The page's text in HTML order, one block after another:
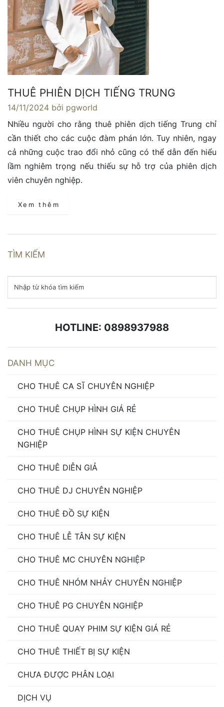
THUÊ PHIÊN DỊCH TIẾNG TRUNG
14/11/2024 bởi pgworld
Nhiều người cho rằng thuê phiên dịch tiếng Trung chỉ
cần thiết cho các cuộc đàm phán lớn. Tuy nhiên, ngay
cả những cuộc trao đổi nhỏ cũng có thể dẫn đến hiểu
lầm nghiêm trọng nếu thiếu sự hỗ trợ của phiên dịch
viên chuyên nghiệp.
Xem thêm
TÌM KIẾM
HOTLINE: 0898937988
DANH MỤC
CHO THUÊ CA SĨ CHUYÊN NGHIỆP
CHO THUÊ CHỤP HÌNH GIÁ RẺ
CHO THUÊ CHỤP HÌNH SỰ KIỆN CHUYÊN
NGHIỆP
CHO THUÊ DIỄN GIẢ
CHO THUÊ DJ CHUYÊN NGHIỆP
CHO THUÊ ĐỒ SỰ KIỆN
CHO THUÊ LỄ TÂN SỰ KIỆN
CHO THUÊ MC CHUYÊN NGHIỆP
CHO THUÊ NHÓM NHẢY CHUYÊN NGHIỆP
CHO THUÊ PG CHUYÊN NGHIỆP
CHO THUÊ QUAY PHIM SỰ KIỆN GIÁ RẺ
CHO THUÊ THIẾT BỊ SỰ KIỆN
CHƯA ĐƯỢC PHÂN LOẠI
DỊCH VỤ